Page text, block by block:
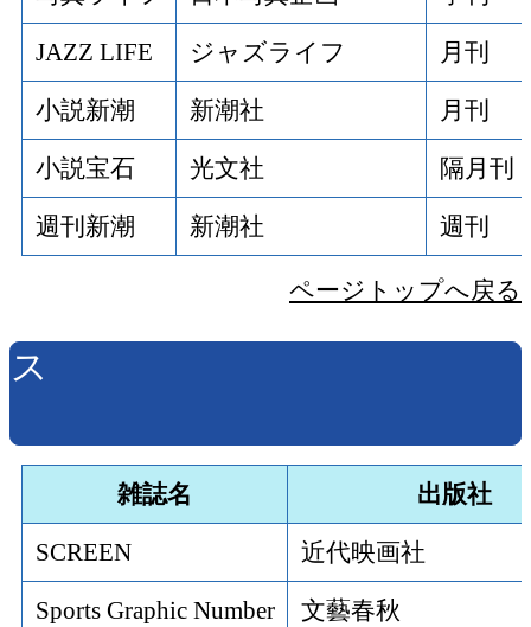
JAZZ LIFE ジャズライフ 月刊
小説新潮 新潮社 月刊
小説宝石 光文社 隔月刊
週刊新潮 新潮社 週刊
ページトップへ戻る
ス
雑誌名 出版社
SCREEN 近代映画社
Sports Graphic Number 文藝春秋